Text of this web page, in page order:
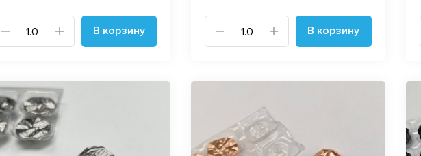
В корзину В корзину